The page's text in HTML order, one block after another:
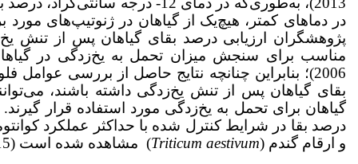
در دماهای کمتر، هیچ‌یک از گیاهان در ژنوتیپ‌های
پژوهشگران ارزیابی درصد بقای گیاهان پس از تنش
2006)؛ بنابراین چنانچه نتایج حاصل از بررسی
بقای گیاهان پس از تنش یخ‌زدگی داشته باشند،
گیاهان برای تحمل به یخ‌زدگی مورد استفاده قرار
و ارقام گندم (Triticum aestivum) مشاهده شده است (Rapacz